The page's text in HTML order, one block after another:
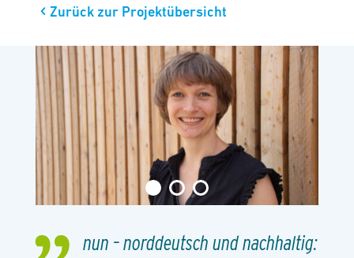
Zurück zur Projektübersicht
nun – norddeutsch und nachhaltig: